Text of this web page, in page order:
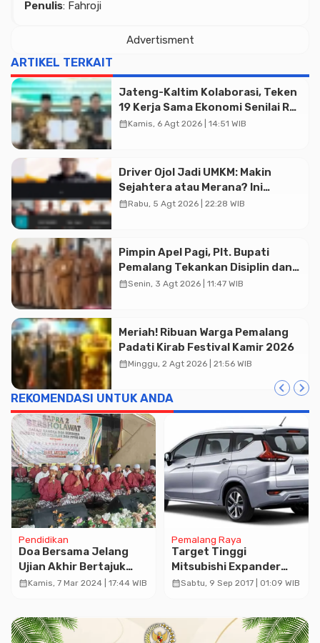
Penulis: Fahroji
Advertisment
ARTIKEL TERKAIT
Jateng-Kaltim Kolaborasi, Teken
19 Kerja Sama Ekonomi Senilai Rp
20,2 Triliun
calendar_monthKamis, 6 Agt 2026 | 14:51 WIB
Driver Ojol Jadi UMKM: Makin
Sejahtera atau Merana? Ini
Temuan Diskusi Paramadina
calendar_monthRabu, 5 Agt 2026 | 22:28 WIB
Pimpin Apel Pagi, Plt. Bupati
Pemalang Tekankan Disiplin dan
Soliditas ASN untuk Pelayanan
calendar_monthSenin, 3 Agt 2026 | 11:47 WIB
Meriah! Ribuan Warga Pemalang
Padati Kirab Festival Kamir 2026
calendar_monthMinggu, 2 Agt 2026 | 21:56 WIB
REKOMENDASI UNTUK ANDA
Pendidikan
Doa Bersama Jelang
Ujian Akhir Bertajuk
‘Sapra 2 Bersholawat’
Pekalongan
calendar_monthKamis, 7 Mar 2024 | 17:44 WIB
Pemalang Raya
Target Tinggi
Mitsubishi Expander
‘Goyang’ Avanza
calendar_monthSabtu, 9 Sep 2017 | 01:09 WIB